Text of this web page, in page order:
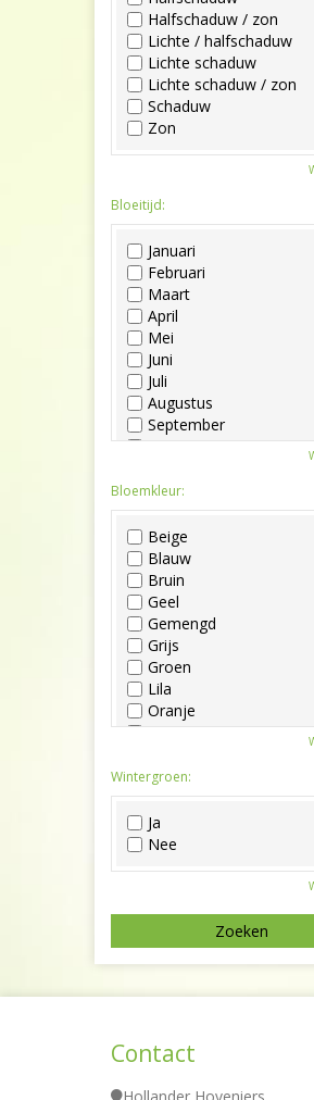
Halfschaduw / zon
Lichte / halfschaduw
Lichte schaduw
Lichte schaduw / zon
Schaduw
Zon
Bloeitijd:
Januari
Februari
Maart
April
Mei
Juni
Juli
Augustus
September
Oktober
December
Bloemkleur:
Beige
Blauw
Bruin
Geel
Gemengd
Grijs
Groen
Lila
Oranje
Paars
Roze
Wit
Zwart
Wintergroen:
Ja
Nee
Contact